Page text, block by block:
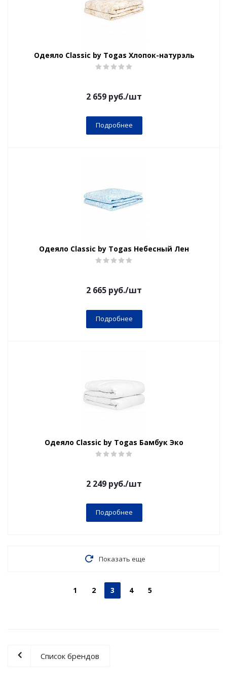
Одеяло Classic by Togas Хлопок-натурэль
2 659 руб./шт
Подробнее
Одеяло Classic by Togas Небесный Лен
2 665 руб./шт
Подробнее
Одеяло Classic by Togas Бамбук Эко
2 249 руб./шт
Подробнее
Показать еще
1 2 3 4 5
Список брендов